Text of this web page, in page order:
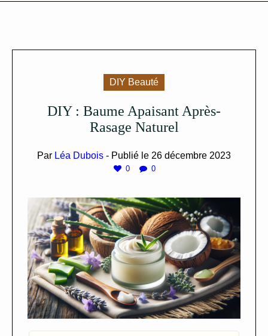
DIY Beauté
DIY : Baume Apaisant Après-
Rasage Naturel
Par Léa Dubois - Publié le 26 décembre 2023
0 0